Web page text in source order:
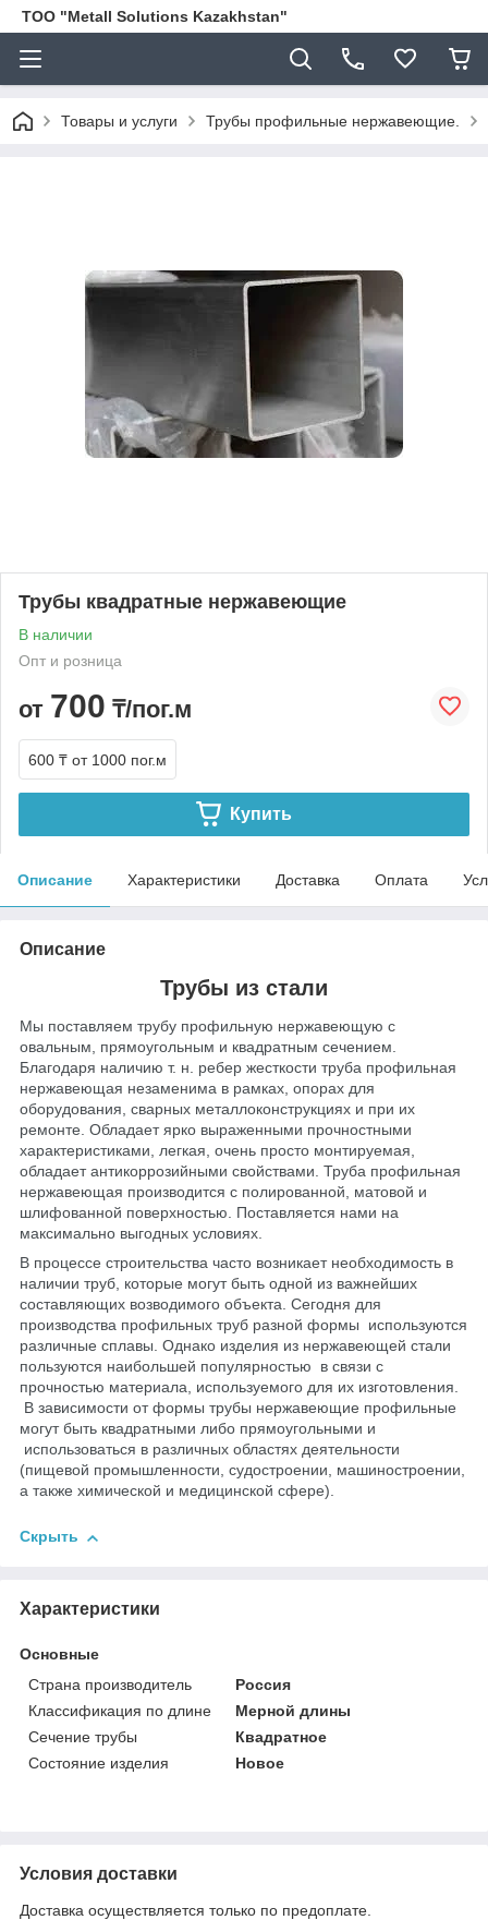
ТОО "Metall Solutions Kazakhstan"
Товары и услуги Трубы профильные нержавеющие.
Трубы квадратные нержавеющие
В наличии
Опт и розница
от 700 ₸/пог.м
600 ₸ от 1000 пог.м
Купить
Описание Характеристики Доставка Оплата
Описание
Трубы из стали
Мы поставляем трубу профильную нержавеющую с
овальным, прямоугольным и квадратным сечением.
Благодаря наличию т. н. ребер жесткости труба профильная
нержавеющая незаменима в рамках, опорах для
оборудования, сварных металлоконструкциях и при их
ремонте. Обладает ярко выраженными прочностными
характеристиками, легкая, очень просто монтируемая,
обладает антикоррозийными свойствами. Труба профильная
нержавеющая производится с полированной, матовой и
шлифованной поверхностью. Поставляется нами на
максимально выгодных условиях.
В процессе строительства часто возникает необходимость в
наличии труб, которые могут быть одной из важнейших
составляющих возводимого объекта. Сегодня для
производства профильных труб разной формы используются
различные сплавы. Однако изделия из нержавеющей стали
пользуются наибольшей популярностью в связи с
прочностью материала, используемого для их изготовления.
В зависимости от формы трубы нержавеющие профильные
могут быть квадратными либо прямоугольными и
использоваться в различных областях деятельности
(пищевой промышленности, судостроении, машиностроении,
а также химической и медицинской сфере).
Скрыть
Характеристики
Основные
Страна производитель
Россия
Классификация по длине
Мерной длины
Сечение трубы
Квадратное
Состояние изделия
Новое
Условия доставки
Доставка осуществляется только по предоплате.